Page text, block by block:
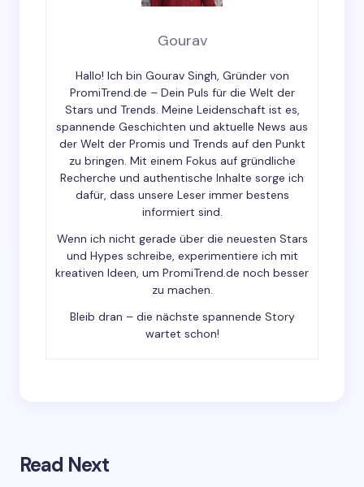
Your Comment *
Save my name and email in this browser for the
Submit Comment
Gourav
Hallo! Ich bin Gourav Singh, Gründer von
PromiTrend.de – Dein Puls für die Welt der
Stars und Trends. Meine Leidenschaft ist es,
spannende Geschichten und aktuelle News aus
der Welt der Promis und Trends auf den Punkt
zu bringen. Mit einem Fokus auf gründliche
Recherche und authentische Inhalte sorge ich
dafür, dass unsere Leser immer bestens
informiert sind.
Wenn ich nicht gerade über die neuesten Stars
und Hypes schreibe, experimentiere ich mit
kreativen Ideen, um PromiTrend.de noch besser
zu machen.
Bleib dran – die nächste spannende Story
wartet schon!
Read Next